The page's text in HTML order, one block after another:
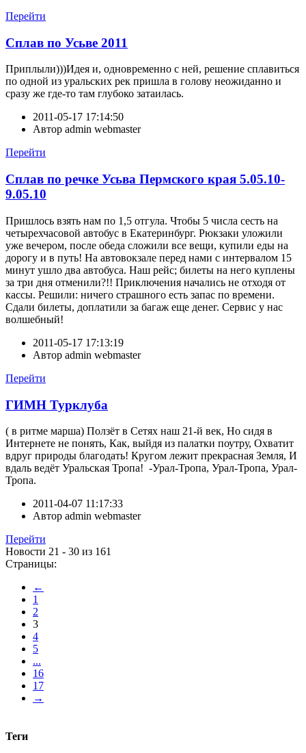
Перейти
Сплав по Усьве 2011
Приплыли)))Идея и, одновременно с ней, решение сплавиться
по одной из уральских рек пришла в голову неожиданно и
сразу же где-то там глубоко затаилась.
2011-05-17 17:14:50
Автор admin webmaster
Перейти
Сплав по речке Усьва Пермского края 5.05.10-
9.05.10
Пришлось взять нам по 1,5 отгула. Чтобы 5 числа сесть на
четырехчасовой автобус в Екатеринбург. Рюкзаки уложили
уже вечером, после обеда сложили все вещи, купили еды на
дорогу и в путь! На автовокзале перед нами с интервалом 15
минут ушло два автобуса. Наш рейс; билеты на него куплены
за три дня отменили?!! Приключения начались не отходя от
кассы. Решили: ничего страшного есть запас по времени.
Сдали билеты, доплатили за багаж еще денег. Сервис у нас
волшебный!
2011-05-17 17:13:19
Автор admin webmaster
Перейти
ГИМН Турклуба
( в ритме марша) Ползёт в Сетях наш 21-й век, Но сидя в
Интернете не понять, Как, выйдя из палатки поутру, Охватит
вдруг природы благодать! Кругом лежит прекрасная Земля, И
вдаль ведёт Уральская Тропа! -Урал-Тропа, Урал-Тропа, Урал-
Тропа.
2011-04-07 11:17:33
Автор admin webmaster
Перейти
Новости 21 - 30 из 161
Страницы:
←
1
2
3
4
5
...
16
17
→
Теги